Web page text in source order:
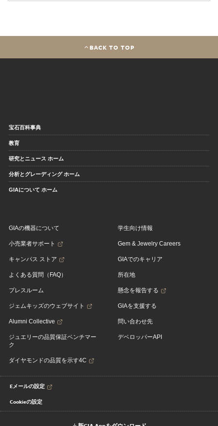
BACK TO TOP
宝石百科事典
教育
研究とニュース ホーム
分析とグレーディング ホーム
GIAについて ホーム
GIAの機器について
小売業者サポート
キャンパス ストア
よくある質問（FAQ）
プレスルーム
ジェムキッズのウェブサイト
Alumni Collective
ジュエリーの品質保証ベンチマー
ク
ダイヤモンドの品質を示す4C
学生向け情報
Gem & Jewelry Careers
GIAでのキャリア
所在地
懸念を報告する
GIAを支援する
問い合わせ先
デベロッパーAPI
Eメールの設定
Cookieの設定